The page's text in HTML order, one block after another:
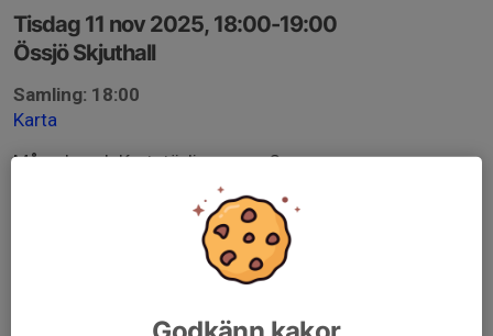
Tisdag 11 nov 2025, 18:00-19:00
Össjö Skjuthall
Samling: 18:00
Karta
Månads och Kretstävling omg. 3